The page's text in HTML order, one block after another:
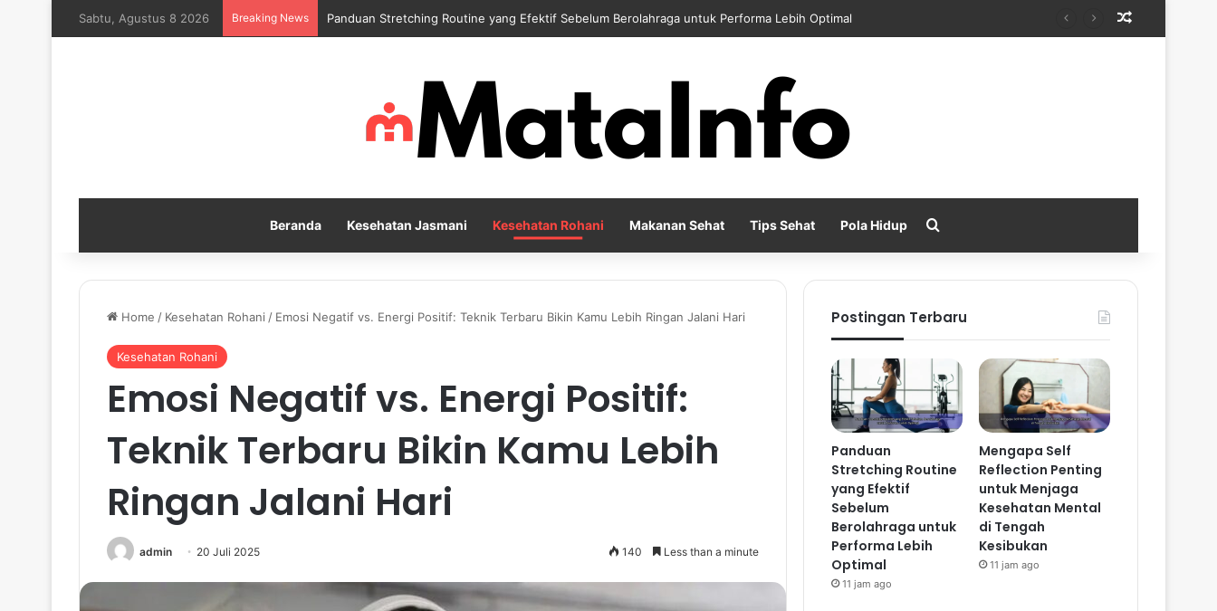
Sabtu, Agustus 8 2026 Breaking News Mengapa Self Reflection Penting untuk Menjaga Kesehatan Mental di Tengah Kesibukan
Beranda Kesehatan Jasmani Kesehatan Rohani Makanan Sehat Tips Sehat Pola Hidup
Home / Kesehatan Rohani / Emosi Negatif vs. Energi Positif: Teknik Terbaru Bikin Kamu Lebih Ringan Jalani Hari
Kesehatan Rohani
Emosi Negatif vs. Energi Positif:
Teknik Terbaru Bikin Kamu Lebih
Ringan Jalani Hari
admin 20 Juli 2025 140 Less than a minute
Postingan Terbaru
Panduan
Stretching Routine
yang Efektif
Sebelum
Berolahraga untuk
Performa Lebih
Optimal
11 jam ago
Mengapa Self
Reflection Penting
untuk Menjaga
Kesehatan Mental
di Tengah
Kesibukan
11 jam ago